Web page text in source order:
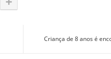
Criança de 8 anos é